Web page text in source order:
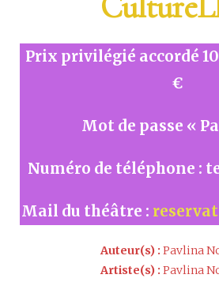
Prix privilégié accordé
€
Mot de passe «
Numéro de téléphone :
Mail du théâtre :
Auteur(s) : Pavlina
Artiste(s) : Pavlina